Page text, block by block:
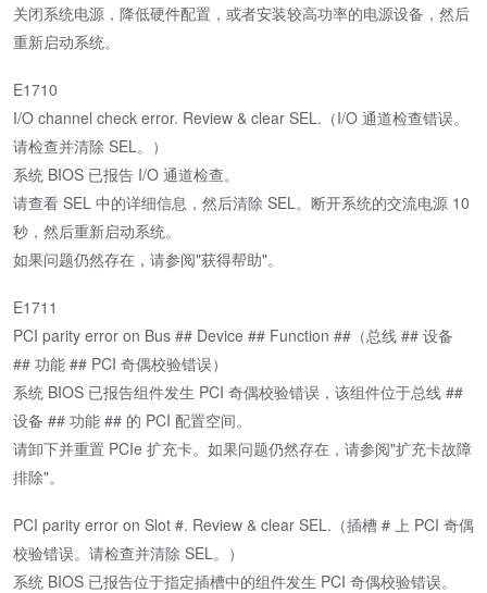
关闭系统电源，降低硬件配置，或者安装较高功率的电源设备，然后
重新启动系统。
E1710
I/O channel check error. Review & clear SEL.（I/O 通道检查错误。
请检查并清除 SEL。）
系统 BIOS 已报告 I/O 通道检查。
请查看 SEL 中的详细信息，然后清除 SEL。断开系统的交流电源 10
秒，然后重新启动系统。
如果问题仍然存在，请参阅"获得帮助"。
E1711
PCI parity error on Bus ## Device ## Function ##（总线 ## 设备
## 功能 ## PCI 奇偶校验错误）
系统 BIOS 已报告组件发生 PCI 奇偶校验错误，该组件位于总线 ##
设备 ## 功能 ## 的 PCI 配置空间。
请卸下并重置 PCIe 扩充卡。如果问题仍然存在，请参阅"扩充卡故障
排除"。
PCI parity error on Slot #. Review & clear SEL.（插槽 # 上 PCI 奇偶
校验错误。请检查并清除 SEL。）
系统 BIOS 已报告位于指定插槽中的组件发生 PCI 奇偶校验错误。